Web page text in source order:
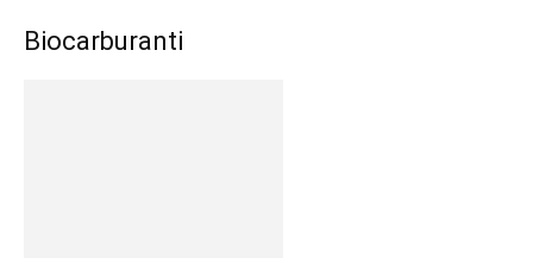
Biocarburanti